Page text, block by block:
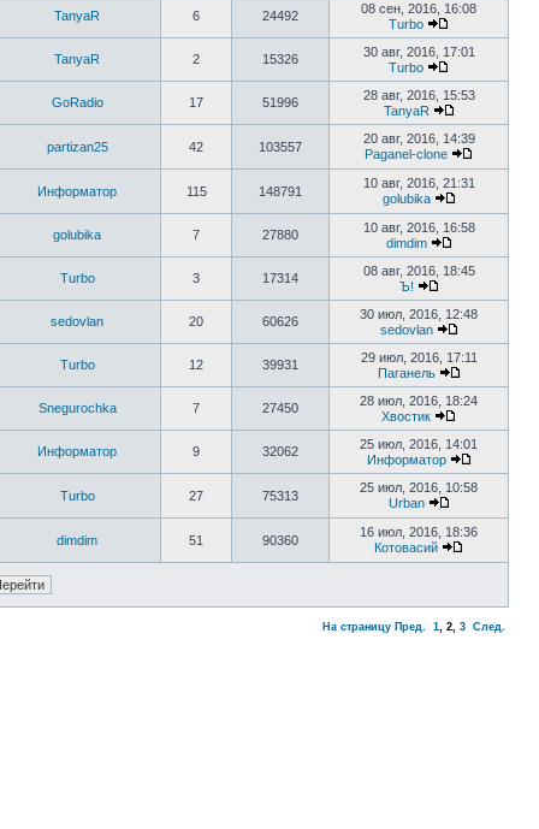
TanyaR 6 24492
08 сен, 2016, 16:08
Turbo
TanyaR 2 15326
30 авг, 2016, 17:01
Turbo
GoRadio 17 51996
28 авг, 2016, 15:53
TanyaR
partizan25 42 103557
20 авг, 2016, 14:39
Paganel-clone
Информатор 115 148791
10 авг, 2016, 21:31
golubika
golubika 7 27880
10 авг, 2016, 16:58
dimdim
Turbo 3 17314
08 авг, 2016, 18:45
Ъ!
sedovlan 20 60626
30 июл, 2016, 12:48
sedovlan
Turbo 12 39931
29 июл, 2016, 17:11
Паганель
Snegurochka 7 27450
28 июл, 2016, 18:24
Хвостик
Информатор 9 32062
25 июл, 2016, 14:01
Информатор
Turbo 27 75313
25 июл, 2016, 10:58
Urban
dimdim 51 90360
16 июл, 2016, 18:36
Котовасий
На страницу Пред. 1, 2, 3 След.